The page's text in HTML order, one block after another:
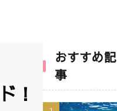
！
おすすめ記
事